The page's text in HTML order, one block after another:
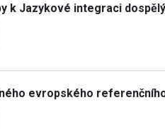
k Jazykové integraci
evropského